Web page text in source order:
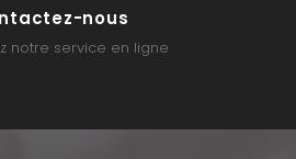
nous
notre service en ligne